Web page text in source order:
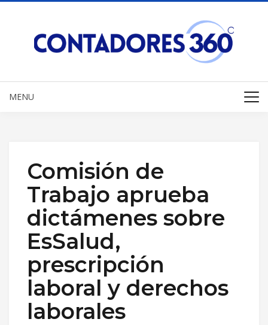
MENU
Comisión de
Trabajo aprueba
dictámenes sobre
EsSalud,
prescripción
laboral y derechos
laborales